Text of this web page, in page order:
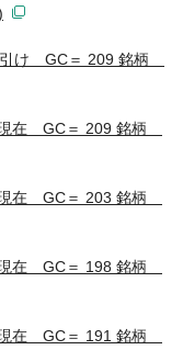
引け GC＝ 209 銘柄
現在 GC＝ 209 銘柄
現在 GC＝ 203 銘柄
現在 GC＝ 198 銘柄
現在 GC＝ 191 銘柄